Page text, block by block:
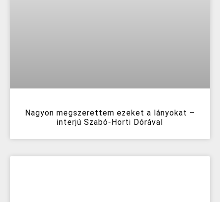
Nagyon megszerettem ezeket a lányokat –
interjú Szabó-Horti Dórával